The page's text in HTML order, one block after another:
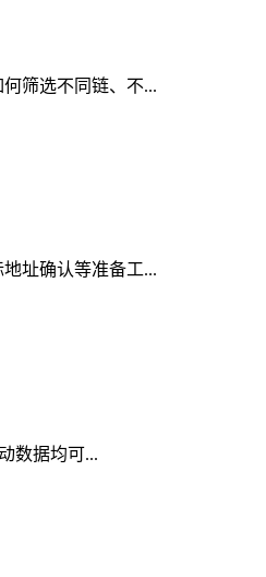
筛选不同链、不...
址确认等准备工...
数据均可...